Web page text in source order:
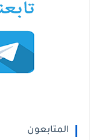
المتابعون